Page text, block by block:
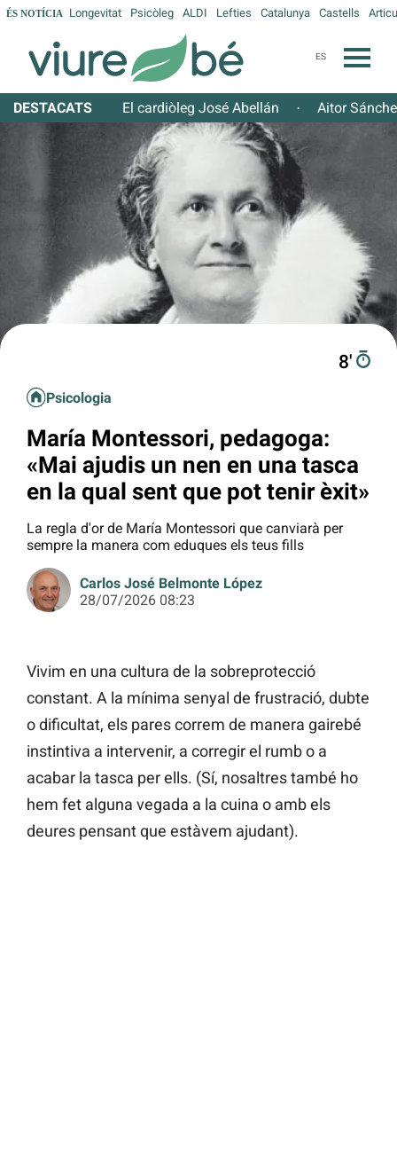
ÉS NOTÍCIA Longevitat Psicòleg ALDI Lefties Catalunya Castells
ES
DESTACATS El cardiòleg José Abellán · Aitor
8′
Psicologia
María Montessori, pedagoga:
«Mai ajudis un nen en una tasca
en la qual sent que pot tenir èxit»
La regla d'or de María Montessori que canviarà per
sempre la manera com eduques els teus fills
Carlos José Belmonte López
28/07/2026 08:23
Vivim en una cultura de la sobreprotecció
constant. A la mínima senyal de frustració, dubte
o dificultat, els pares correm de manera gairebé
instintiva a intervenir, a corregir el rumb o a
acabar la tasca per ells. (Sí, nosaltres també ho
hem fet alguna vegada a la cuina o amb els
deures pensant que estàvem ajudant).